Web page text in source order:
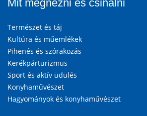
Mit megnézni és csinálni
Természet és táj
Kultúra és műemlékek
Pihenés és szórakozás
Kerékpárturizmus
Sport és aktív üdülés
Konyhaművészet
Hagyományok és konyhaművészet